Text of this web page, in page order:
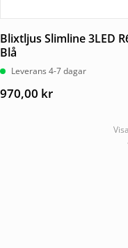
Blixtljus Slimline 3LED
Blå
Leverans 4-7 dagar
970,00 kr